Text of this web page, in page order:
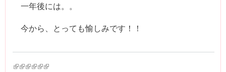
一年後には。。
今から、とっても愉しみです！！
(link is external)
(link is external)
(link is external)
(link is external)
(link is external)
(link is external)